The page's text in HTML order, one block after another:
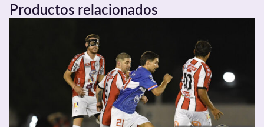
Productos relacionados